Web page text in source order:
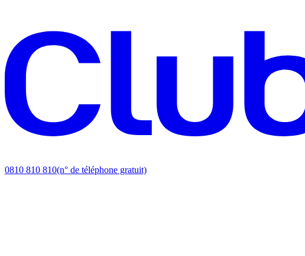
0810 810 810(n° de téléphone gratuit)